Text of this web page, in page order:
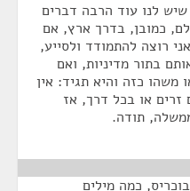
שיש לנו עוד הרבה דברים
כמובן, בדרך ארץ, אם
רוצה להתמודד ולסייע,
בתור מדיניות, ואם
משהו כזה והיא תגיד: אין
זרים או בכל דרך, אז
תודה.
כמה מילים